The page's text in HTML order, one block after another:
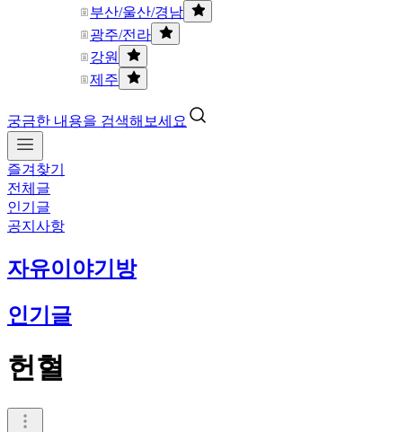
부산/울산/경남
광주/전라
강원
제주
궁금한 내용을 검색해보세요
즐겨찾기
전체글
인기글
공지사항
자유이야기방
인기글
헌혈